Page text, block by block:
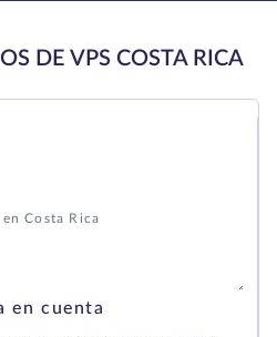
DE VPS COSTA RICA
en cuenta